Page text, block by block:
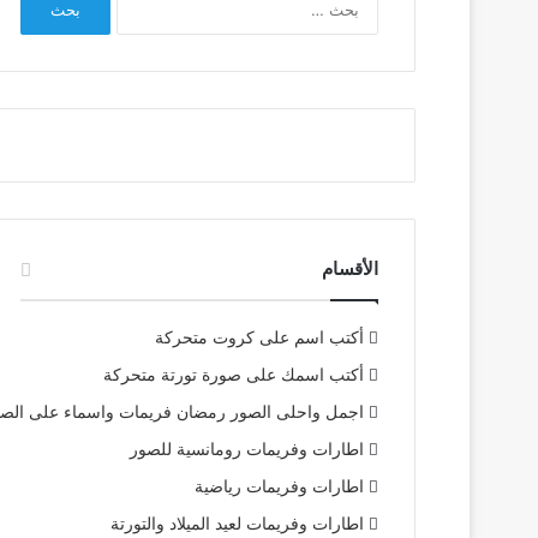
الأقسام
أكتب اسم على كروت متحركة
أكتب اسمك على صورة تورتة متحركة
اجمل واحلى الصور رمضان فريمات واسماء على
اطارات وفريمات رومانسية للصور
اطارات وفريمات رياضية
اطارات وفريمات لعيد الميلاد والتورتة